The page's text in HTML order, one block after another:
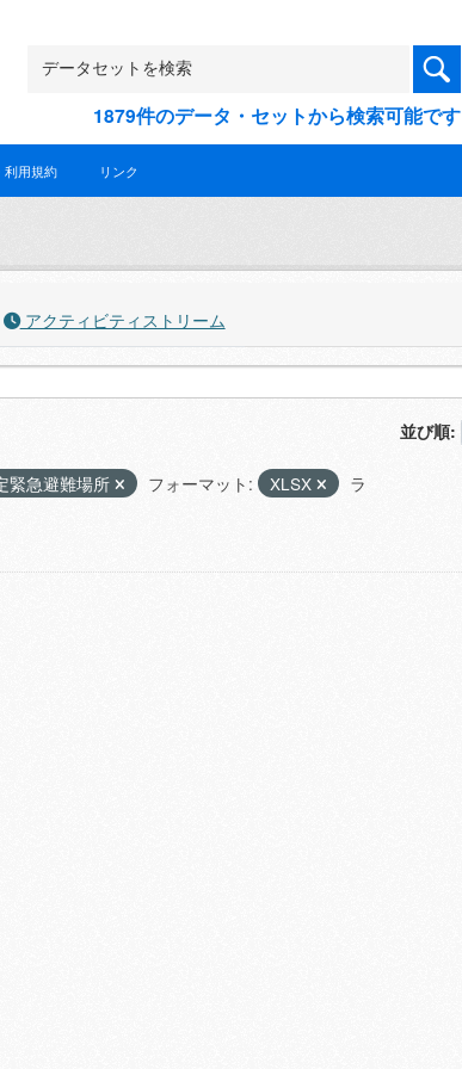
1879件のデータ・セットから検索可能です
利用規約 リンク
アクティビティストリーム
並び順
緊急避難場所 フォーマット: XLSX
ラ